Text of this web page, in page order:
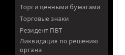
Торги ценными бумагами
Торговые знаки
Резидент ПВТ
Ликвидация по решению
органа